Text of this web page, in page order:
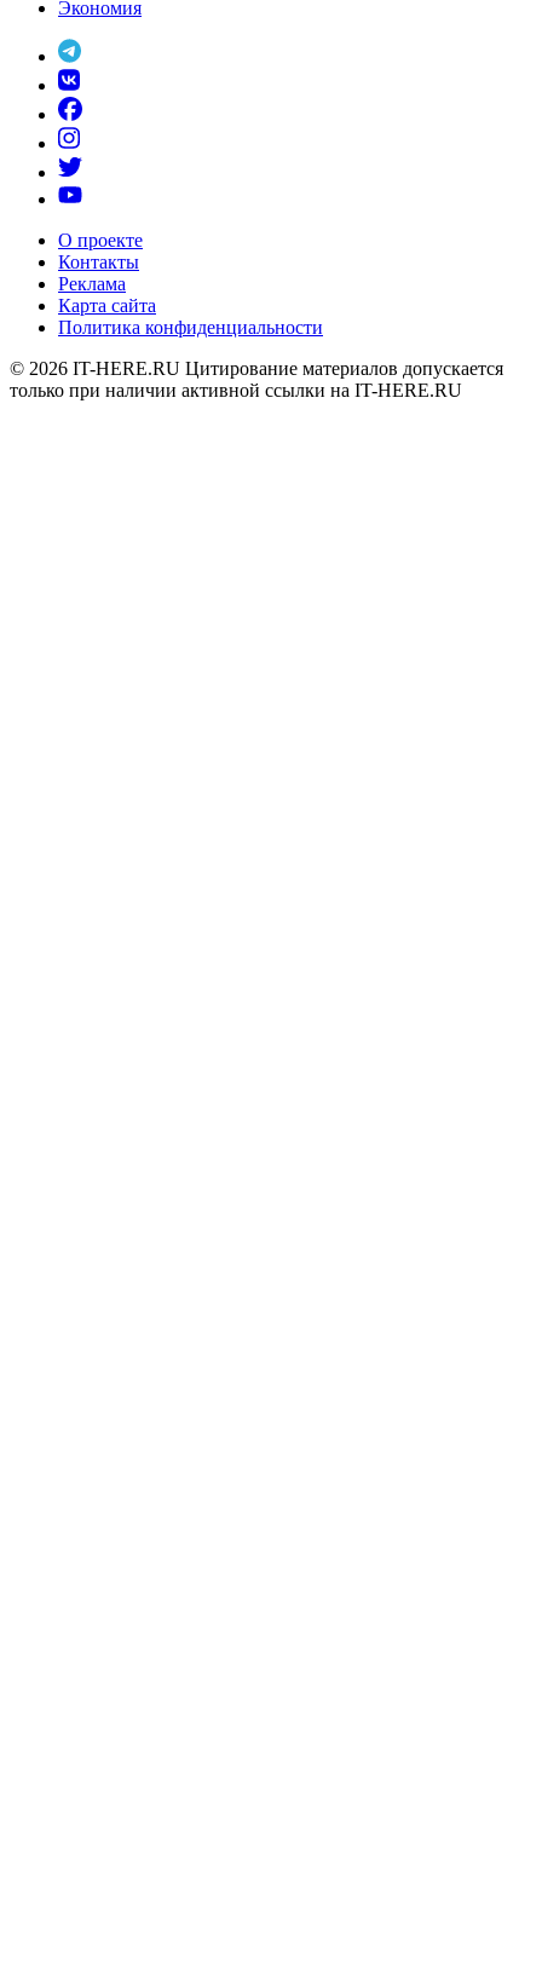
Экономия
О проекте
Контакты
Реклама
Карта сайта
Политика конфиденциальности
© 2026 IT-HERE.RU Цитирование материалов допускается
только при наличии активной ссылки на IT-HERE.RU